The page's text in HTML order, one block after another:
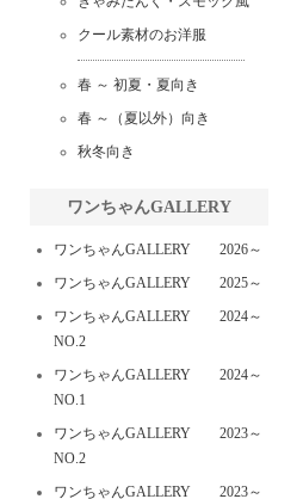
クール素材のお洋服
春 ～ 初夏・夏向き
春 ～（夏以外）向き
秋冬向き
ワンちゃんGALLERY
ワンちゃんGALLERY 2026～
ワンちゃんGALLERY 2025～
ワンちゃんGALLERY 2024～
NO.2
ワンちゃんGALLERY 2024～
NO.1
ワンちゃんGALLERY 2023～
NO.2
ワンちゃんGALLERY 2023～